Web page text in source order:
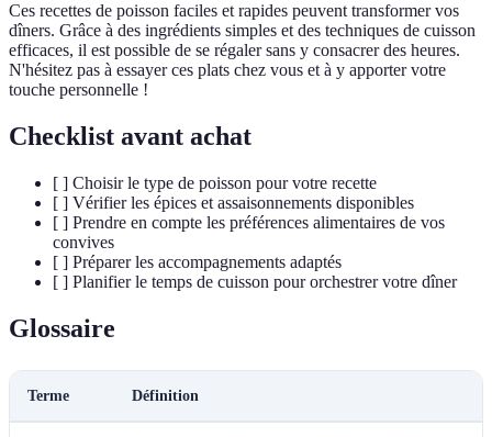
Ces recettes de poisson faciles et rapides peuvent transformer vos
dîners. Grâce à des ingrédients simples et des techniques de cuisson
efficaces, il est possible de se régaler sans y consacrer des heures.
N'hésitez pas à essayer ces plats chez vous et à y apporter votre
touche personnelle !
Checklist avant achat
[ ] Choisir le type de poisson pour votre recette
[ ] Vérifier les épices et assaisonnements disponibles
[ ] Prendre en compte les préférences alimentaires de vos
convives
[ ] Préparer les accompagnements adaptés
[ ] Planifier le temps de cuisson pour orchestrer votre dîner
Glossaire
Terme Définition